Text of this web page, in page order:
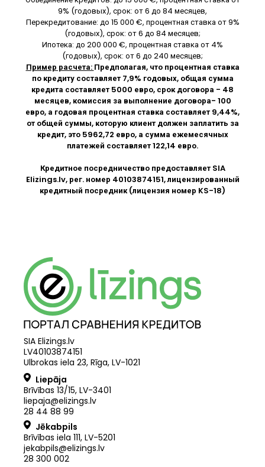
9% (годовых), срок: от 6 до 84 месяцев,
Перекредитование: до 15 000 €, процентная ставка от 9%
(годовых), срок: от 6 до 84 месяцев;
Ипотека: до 200 000 €, процентная ставка от 4%
(годовых), срок: от 6 до 240 месяцев;
Пример расчета: Предполагая, что процентная ставка
по кредиту составляет 7,9% годовых, общая сумма
кредита составляет 5000 евро, срок договора - 48
месяцев, комиссия за выполнение договора- 100
евро, а годовая процентная ставка составляет 9,44%,
от общей суммы, которую клиент должен заплатить за
кредит, это 5962,72 евро, а сумма ежемесячных
платежей составляет 122,14 евро.
Кредитное посредничество предоставляет SIA
Elizings.lv, рег. номер 40103874151, лицензированный
кредитный посредник (лицензия номер KS-18)
SIA Elizings.lv
LV40103874151
Ulbrokas iela 23, Rīga, LV-1021
Liepāja
Brīvības 13/15, LV-3401
liepaja@elizings.lv
28 44 88 99
Jēkabpils
Brīvības iela 111, LV-5201
jekabpils@elizings.lv
28 300 002